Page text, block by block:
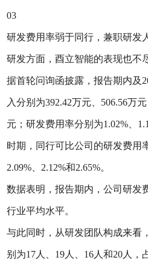
03
研发费用率弱于同行，兼职研发
研发方面，酉立智能的表现也不
据首轮问询函披露，报告期内及
入分别为392.42万元、506.56万
元；研发费用率分别为1.02%、
时期，同行可比公司的研发费用
2.09%、2.12%和2.65%。
数据表明，报告期内，公司研发
行业平均水平。
与此同时，从研发团队构成来看
别为17人、19人、16人和20人